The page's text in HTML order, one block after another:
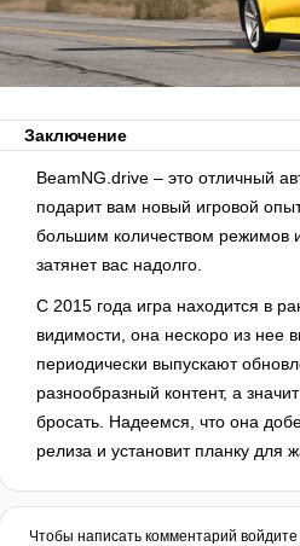
Заключение
BeamNG.drive – это отличный
подарит вам новый игровой
большим количеством режимов
затянет вас надолго.
С 2015 года игра находится в
видимости, она нескоро из нее
периодически выпускают
разнообразный контент, а
бросать. Надеемся, что она
релиза и установит планку для
Чтобы написать комментарий войдите